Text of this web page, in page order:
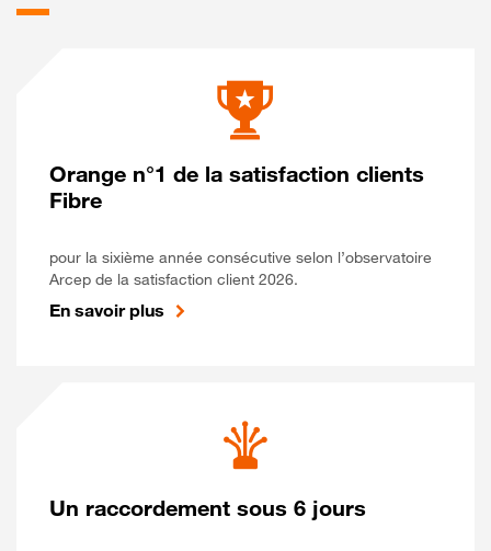
Orange n°1 de la satisfaction clients
Fibre
pour la sixième année consécutive selon l’observatoire
Arcep de la satisfaction client 2026.
En savoir plus
Un raccordement sous 6 jours